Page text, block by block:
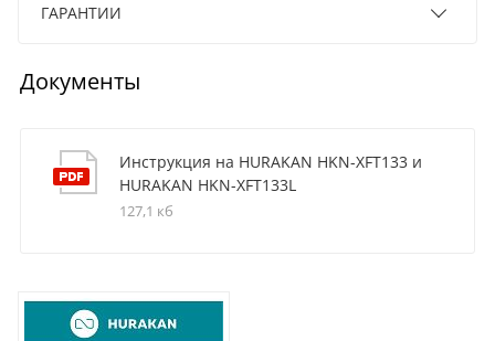
ГАРАНТИИ
Документы
Инструкция на HURAKAN HKN-XFT133 и
HURAKAN HKN-XFT133L
127,1 кб